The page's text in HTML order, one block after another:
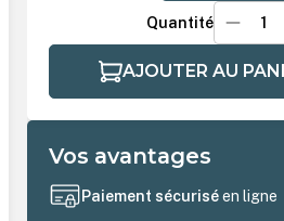
Quantité
AJOUTER AU
Vos avantages
Paiement sécuriséen ligne